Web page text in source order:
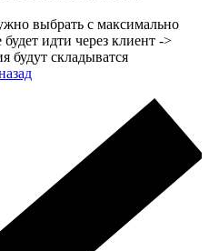
выбрать с максимально
идти через клиент ->
будут складыватся